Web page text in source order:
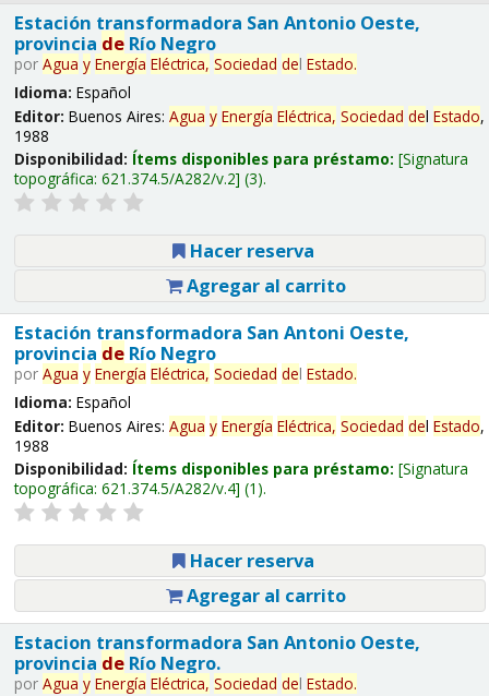
Estación transformadora San Antonio Oeste,
provincia deRío Negro
por Agua y Energía Eléctrica, Sociedad del Estado.
Idioma: Español
Editor: Buenos Aires: Agua y Energía Eléctrica, Sociedad del Estado,
1988
Disponibilidad: Ítems disponibles para préstamo: Signatura
topográfica: 621.374.5/A282/v.2 (3).
Hacer reserva
Agregar al carrito
Estación transformadora San Antoni Oeste,
provincia deRío Negro
por Agua y Energía Eléctrica, Sociedad del Estado.
Idioma: Español
Editor: Buenos Aires: Agua y Energía Eléctrica, Sociedad del Estado,
1988
Disponibilidad: Ítems disponibles para préstamo: Signatura
topográfica: 621.374.5/A282/v.4 (1).
Hacer reserva
Agregar al carrito
Estacion transformadora San Antonio Oeste,
provincia deRío Negro.
por Agua y Energía Eléctrica, Sociedad del Estado.